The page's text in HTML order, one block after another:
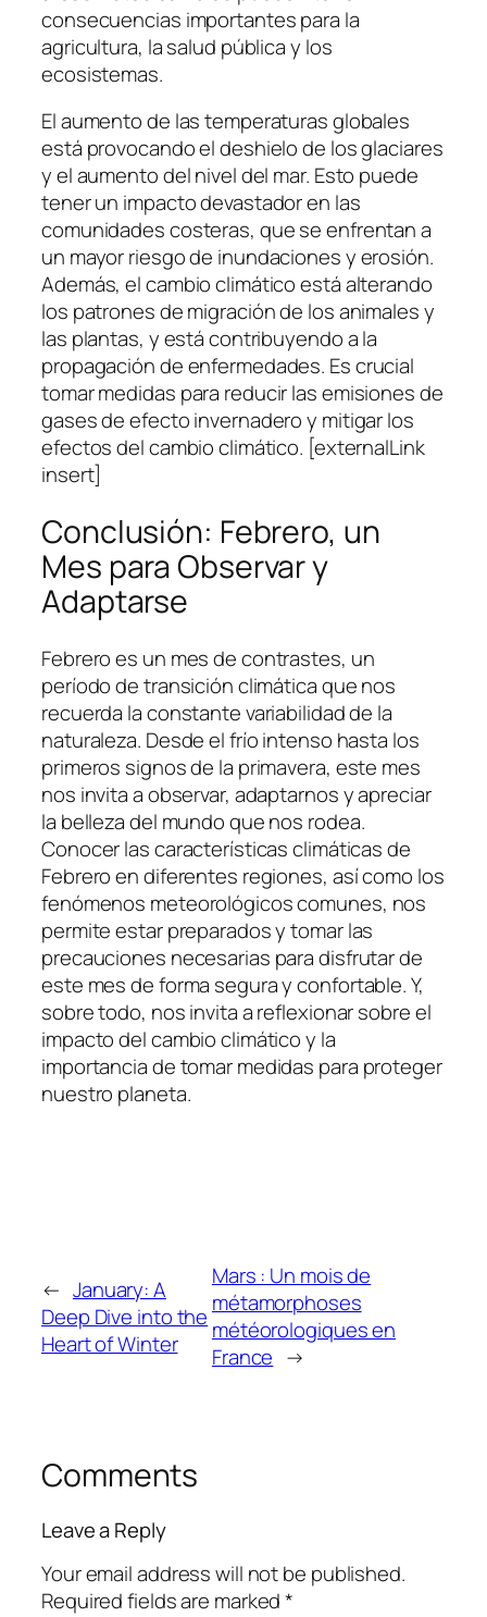
consecuencias importantes para la
agricultura, la salud pública y los
ecosistemas.
El aumento de las temperaturas globales
está provocando el deshielo de los glaciares
y el aumento del nivel del mar. Esto puede
tener un impacto devastador en las
comunidades costeras, que se enfrentan a
un mayor riesgo de inundaciones y erosión.
Además, el cambio climático está alterando
los patrones de migración de los animales y
las plantas, y está contribuyendo a la
propagación de enfermedades. Es crucial
tomar medidas para reducir las emisiones de
gases de efecto invernadero y mitigar los
efectos del cambio climático. [externalLink
insert]
Conclusión: Febrero, un
Mes para Observar y
Adaptarse
Febrero es un mes de contrastes, un
período de transición climática que nos
recuerda la constante variabilidad de la
naturaleza. Desde el frío intenso hasta los
primeros signos de la primavera, este mes
nos invita a observar, adaptarnos y apreciar
la belleza del mundo que nos rodea.
Conocer las características climáticas de
Febrero en diferentes regiones, así como los
fenómenos meteorológicos comunes, nos
permite estar preparados y tomar las
precauciones necesarias para disfrutar de
este mes de forma segura y confortable. Y,
sobre todo, nos invita a reflexionar sobre el
impacto del cambio climático y la
importancia de tomar medidas para proteger
nuestro planeta.
← January: A
Deep Dive into the
Heart of Winter
Mars : Un mois de
métamorphoses
météorologiques en
France →
Comments
Leave a Reply
Your email address will not be published.
Required fields are marked*